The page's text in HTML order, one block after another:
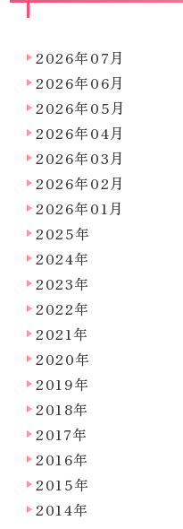
2026年07月
2026年06月
2026年05月
2026年04月
2026年03月
2026年02月
2026年01月
2025年
2024年
2023年
2022年
2021年
2020年
2019年
2018年
2017年
2016年
2015年
2014年